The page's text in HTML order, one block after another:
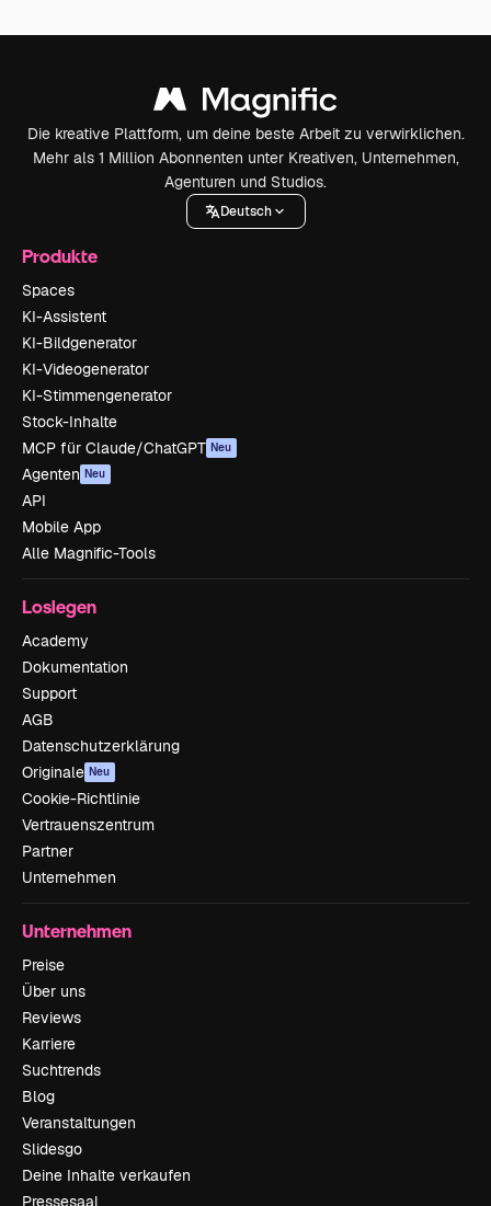
Die kreative Plattform, um deine beste Arbeit zu verwirklichen.
Mehr als 1 Million Abonnenten unter Kreativen, Unternehmen,
Agenturen und Studios.
Deutsch
Produkte
Spaces
KI-Assistent
KI-Bildgenerator
KI-Videogenerator
KI-Stimmengenerator
Stock-Inhalte
MCP für Claude/ChatGPT Neu
Agenten Neu
API
Mobile App
Alle Magnific-Tools
Loslegen
Academy
Dokumentation
Support
AGB
Datenschutzerklärung
Originale Neu
Cookie-Richtlinie
Vertrauenszentrum
Partner
Unternehmen
Unternehmen
Preise
Über uns
Reviews
Karriere
Suchtrends
Blog
Veranstaltungen
Slidesgo
Deine Inhalte verkaufen
Pressesaal